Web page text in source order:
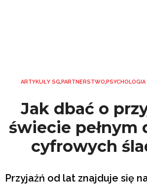
ARTYKUŁY SG,PARTNERSTWO,PSYCHOLOGIA
Jak dbać o
świecie pełnym
cyfrowych
Przyjaźń od lat znajduje się